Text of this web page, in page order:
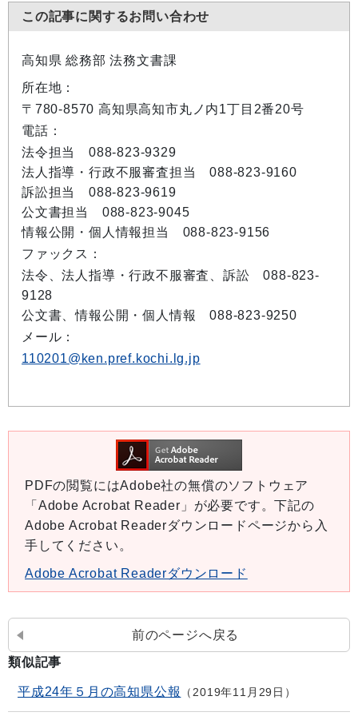
この記事に関するお問い合わせ
高知県 総務部 法務文書課
所在地：
〒780-8570 高知県高知市丸ノ内1丁目2番20号
電話：
法令担当 088-823-9329
法人指導・行政不服審査担当 088-823-9160
訴訟担当 088-823-9619
公文書担当 088-823-9045
情報公開・個人情報担当 088-823-9156
ファックス：
法令、法人指導・行政不服審査、訴訟 088-823-
9128
公文書、情報公開・個人情報 088-823-9250
メール：
110201@ken.pref.kochi.lg.jp
PDFの閲覧にはAdobe社の無償のソフトウェア
「Adobe Acrobat Reader」が必要です。下記の
Adobe Acrobat Readerダウンロードページから入
手してください。
Adobe Acrobat Readerダウンロード
前のページへ戻る
類似記事
平成24年５月の高知県公報 2019年11月29日